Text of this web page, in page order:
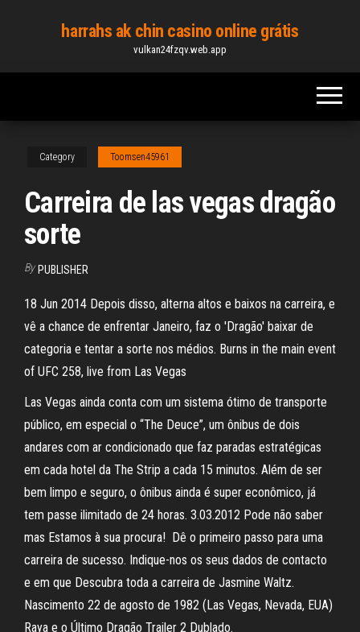
content
harrahs ak chin casino online grátis
vulkan24fzqv.web.app
Category Toomsen45961
Carreira de las vegas dragão
sorte
By PUBLISHER
18 Jun 2014 Depois disso, alterna altos e baixos na carreira, e
vê a chance de enfrentar Janeiro, faz o 'Dragão' baixar de
categoria e tentar a sorte nos médios. Burns in the main event
of UFC 258, live from Las Vegas
Las Vegas ainda conta com um sistema ótimo de transporte
público, em especial o “The Deuce”, um ônibus de dois
andares com ar condicionado que faz paradas estratégicas
em cada hotel da The Strip a cada 15 minutos. Além de ser
bem limpo e seguro, o ônibus ainda é super econômico, já
tem passe ilimitado de 24 horas. 3.03.2012 Pode não saber
mas Estamos à sua procura! ️ Dê o primeiro passo para uma
carreira de sucesso. Indique-nos os seus dados de contacto
e em que Descubra toda a carreira de Jasmine Waltz.
Nascimento 22 de agosto de 1982 (Las Vegas, Nevada, EUA)
Raya e o Último Dragão Trailer 2 Dublado.